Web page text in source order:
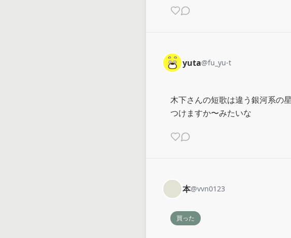
yuta@fu_yu-t
木下さんの短歌は違う銀河系の
つけますか〜みたいな
本@vvn0123
買った